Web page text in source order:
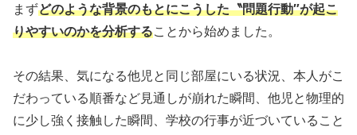
まずどのような背景のもとにこうした〝問題行動″が起こ
りやすいのかを分析することから始めました。
その結果、気になる他児と同じ部屋にいる状況、本人がこ
だわっている順番など見通しが崩れた瞬間、他児と物理的
に少し強く接触した瞬間、学校の行事が近づいていること